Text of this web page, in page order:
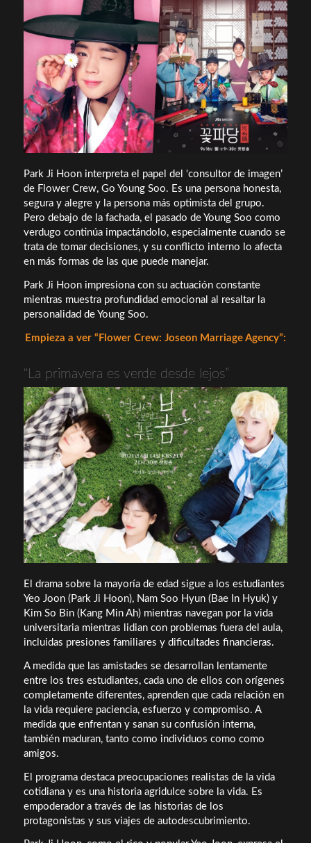
Park Ji Hoon interpreta el papel del ‘consultor de imagen’
de Flower Crew, Go Young Soo. Es una persona honesta,
segura y alegre y la persona más optimista del grupo.
Pero debajo de la fachada, el pasado de Young Soo como
verdugo continúa impactándolo, especialmente cuando se
trata de tomar decisiones, y su conflicto interno lo afecta
en más formas de las que puede manejar.
Park Ji Hoon impresiona con su actuación constante
mientras muestra profundidad emocional al resaltar la
personalidad de Young Soo.
Empieza a ver “Flower Crew: Joseon Marriage Agency”:
“La primavera es verde desde lejos”
El drama sobre la mayoría de edad sigue a los estudiantes
Yeo Joon (Park Ji Hoon), Nam Soo Hyun (Bae In Hyuk) y
Kim So Bin (Kang Min Ah) mientras navegan por la vida
universitaria mientras lidian con problemas fuera del aula,
incluidas presiones familiares y dificultades financieras.
A medida que las amistades se desarrollan lentamente
entre los tres estudiantes, cada uno de ellos con orígenes
completamente diferentes, aprenden que cada relación en
la vida requiere paciencia, esfuerzo y compromiso. A
medida que enfrentan y sanan su confusión interna,
también maduran, tanto como individuos como como
amigos.
El programa destaca preocupaciones realistas de la vida
cotidiana y es una historia agridulce sobre la vida. Es
empoderador a través de las historias de los
protagonistas y sus viajes de autodescubrimiento.